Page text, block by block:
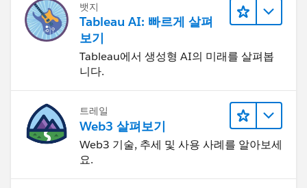
뱃지
Tableau AI: 빠르게 살펴
보기
Tableau에서 생성형 AI의 미래를 살펴봅
니다.
트레일
Web3 살펴보기
Web3 기술, 추세 및 사용 사례를 알아보세
요.